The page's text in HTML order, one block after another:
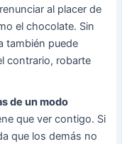
al placer de
el chocolate. Sin
también puede
contrario, robarte
de un modo
que ver contigo. Si
que los demás no